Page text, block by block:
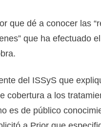
que dé a conocer las
que ha efectuado
del ISSyS que
cobertura a los
es de público